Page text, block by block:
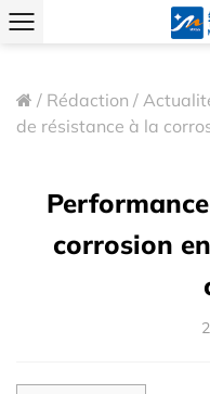
/ Rédaction /
de résistance à la
corrosion